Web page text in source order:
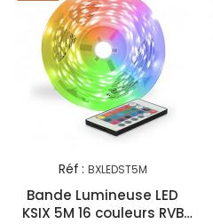
Réf : BXLEDST5M
Bande Lumineuse LED
KSIX 5M 16 couleurs RVB